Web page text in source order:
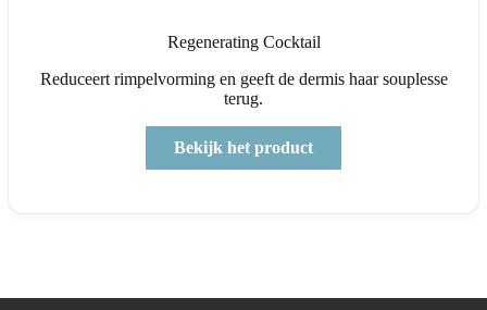
Regenerating Cocktail
Reduceert rimpelvorming en geeft de dermis haar souplesse
terug.
Bekijk het product